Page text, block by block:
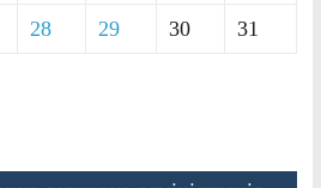
28 29 30 31